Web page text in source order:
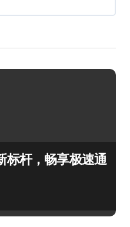
标杆，畅享极速通